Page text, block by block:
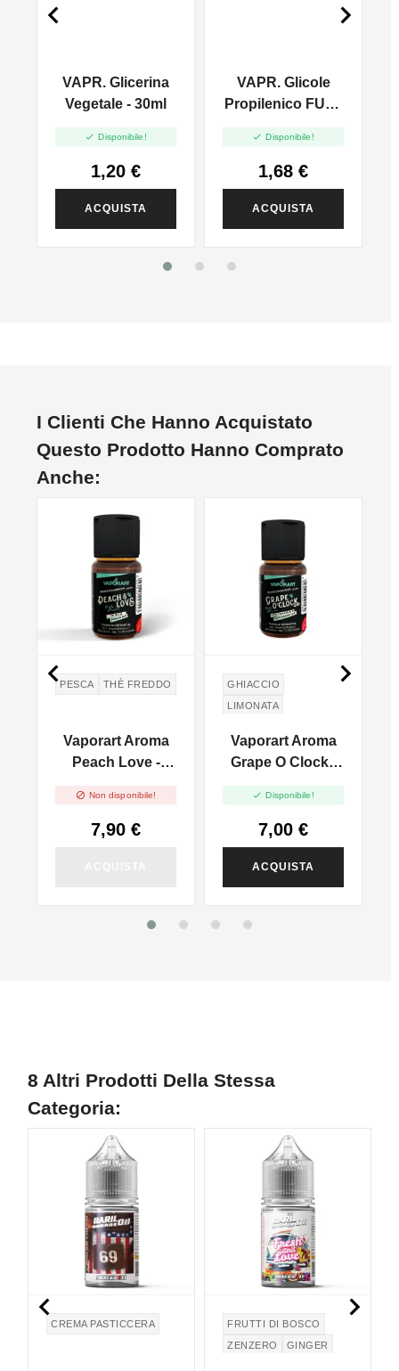
VAPR. Glicerina
Vegetale - 30ml
 Disponibile!
1,20 €
ACQUISTA
VAPR. Glicole
Propilenico FULL
 Disponibile!
1,68 €
ACQUISTA
 
I Clienti Che Hanno Acquistato
Questo Prodotto Hanno Comprato
Anche:
PESCA THÈ FREDDO
Vaporart Aroma
Peach Love -
 Non disponibile!
7,90 €
NON DISPONIBILE
GHIACCIO
LIMONATA
Vaporart Aroma
Grape O Clock -
 Disponibile!
7,00 €
ACQUISTA
 
8 Altri Prodotti Della Stessa
Categoria:
CREMA PASTICCERA
FRUTTI DI BOSCO
ZENZERO
GINGER
 